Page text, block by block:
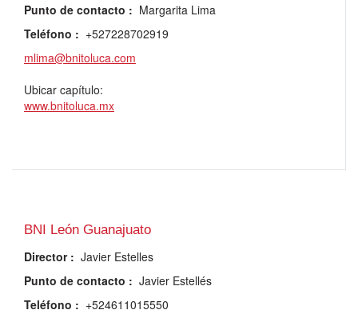
Punto de contacto : Margarita Lima
Teléfono : +527228702919
mlima@bnitoluca.com
Ubicar capítulo:
www.bnitoluca.mx
BNI León Guanajuato
Director : Javier Estelles
Punto de contacto : Javier Estellés
Teléfono : +524611015550